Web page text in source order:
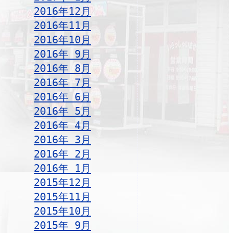
2016年12月
2016年11月
2016年10月
2016年 9月
2016年 8月
2016年 7月
2016年 6月
2016年 5月
2016年 4月
2016年 3月
2016年 2月
2016年 1月
2015年12月
2015年11月
2015年10月
2015年 9月